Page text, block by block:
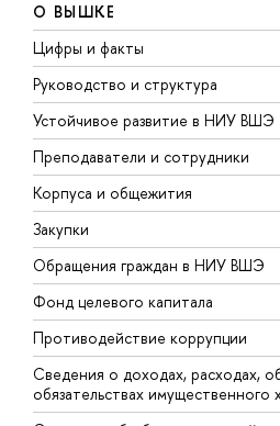
О ВЫШКЕ
Цифры и факты
Руководство и структура
Устойчивое развитие в НИУ ВШЭ
Преподаватели и сотрудники
Корпуса и общежития
Закупки
Обращения граждан в НИУ ВШЭ
Фонд целевого капитала
Противодействие коррупции
Сведения о доходах, расходах,
обязательствах имущественного